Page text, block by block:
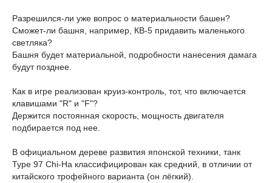
Разрешился-ли уже вопрос о материальности башен?
Сможет-ли башня, например, КВ-5 придавить маленького
светляка?
Башня будет материальной, подробности нанесения дамага
будут позднее.
Как в игре реализован круиз-контроль, тот, что включается
клавишами "R" и "F"?
Держится постоянная скорость, мощность двигателя
подбирается под нее.
В официальном дереве развития японской техники, танк
Type 97 Chi-Ha классифицирован как средний, в отличии от
китайского трофейного варианта (он лёгкий).